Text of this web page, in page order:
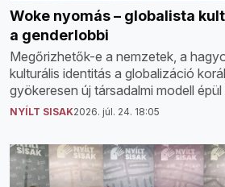
Woke nyomás – globalista
a genderlobbi
Megőrizhetők-e a nemzetek, a
kulturális identitás a globalizáció
gyökeresen új társadalmi modell
NYÍLT SISAK2026. júl. 24. 18:05